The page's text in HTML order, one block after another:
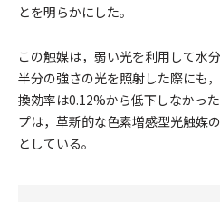
とを明らかにした。
この触媒は，弱い光を利用して水
半分の強さの光を照射した際にも
換効率は0.12%から低下しなかっ
プは，革新的な色素増感型光触媒
としている。